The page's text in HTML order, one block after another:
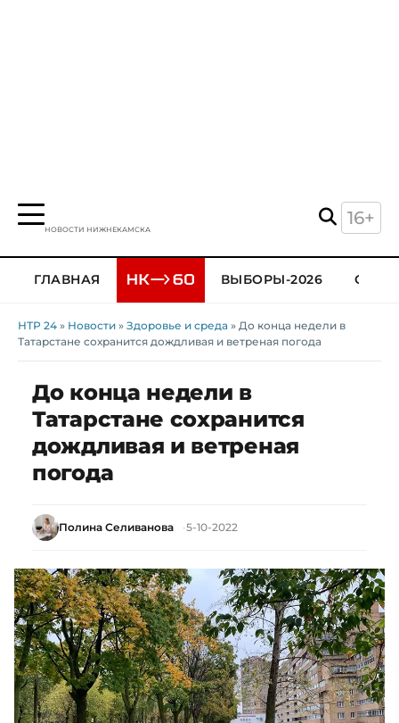
НОВОСТИ НИЖНЕКАМСКА
16+
ГЛАВНАЯ ВЫБОРЫ-2026
НТР 24 » Новости » Здоровье и среда » До конца недели в
Татарстане сохранится дождливая и ветреная погода
До конца недели в
Татарстане сохранится
дождливая и ветреная
погода
Полина Селиванова 5-10-2022